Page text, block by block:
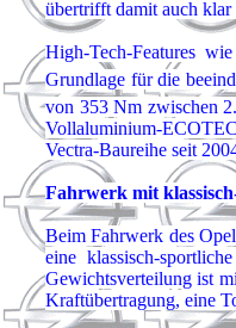
übertrifft damit auch klar
High-Tech-Features
Grundlage für die
von 353 Nm zwischen
Vollaluminium-
Vectra-Baureihe seit
Fahrwerk mit
Beim Fahrwerk des
eine klassisch-
Gewichtsverteilung ist
Kraftübertragung, eine